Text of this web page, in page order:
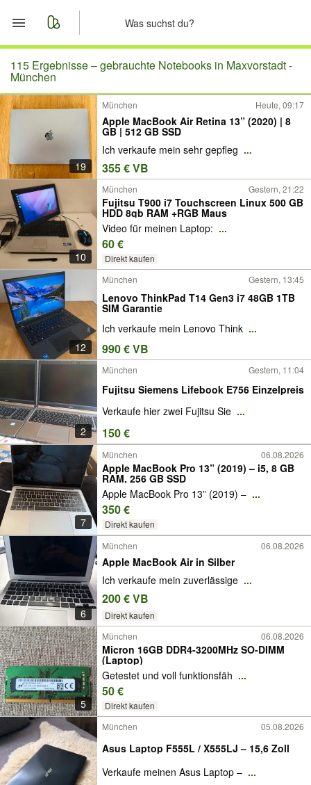
Start
Merkliste
Nachrichten
Anzeige aufgeben
115 Ergebnisse –gebrauchte Notebooks in Maxvorstadt -
München
19
München Heute, 09:17
Apple MacBook Air Retina 13” (2020) | 8
GB | 512 GB SSD
Ich verkaufe mein sehr gepfleg ...
355 € VB
10
München Gestern, 21:22
Fujitsu T900 i7 Touchscreen Linux 500 GB
HDD 8gb RAM +RGB Maus
Video für meinen Laptop: ...
60 €
Direkt kaufen
12
München Gestern, 13:45
Lenovo ThinkPad T14 Gen3 i7 48GB 1TB
SIM Garantie
Ich verkaufe mein Lenovo Think ...
990 € VB
2
München Gestern, 11:04
Fujitsu Siemens Lifebook E756 Einzelpreis
Verkaufe hier zwei Fujitsu Sie ...
150 €
7
München 06.08.2026
Apple MacBook Pro 13” (2019) – i5, 8 GB
RAM, 256 GB SSD
Apple MacBook Pro 13” (2019) – ...
350 €
Direkt kaufen
6
München 06.08.2026
Apple MacBook Air in Silber
Ich verkaufe mein zuverlässige ...
200 € VB
Direkt kaufen
5
München 06.08.2026
Micron 16GB DDR4-3200MHz SO-DIMM
(Laptop)
Getestet und voll funktionsfäh ...
50 €
Direkt kaufen
München 05.08.2026
Asus Laptop F555L / X555LJ – 15,6 Zoll
Verkaufe meinen Asus Laptop – ...